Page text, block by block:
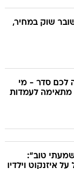
שובר שוק במחיר,
לכם סדר - מי
מתאימה לעמדות
טוב":
איזנקוט וילדיו